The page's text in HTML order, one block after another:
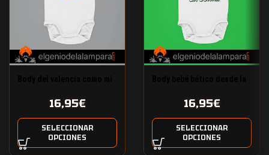
16,95€
SELECCIONAR
OPCIONES
16,95€
SELECCIONAR
OPCIONES